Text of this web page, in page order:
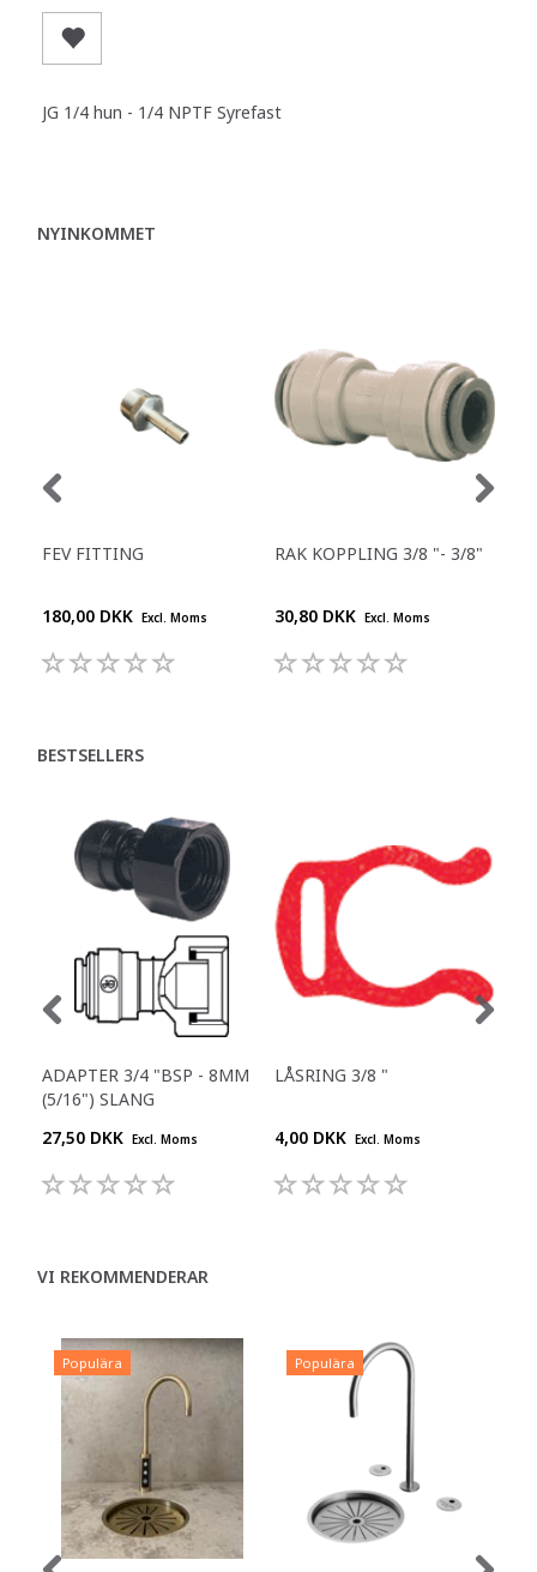
JG 1/4 hun - 1/4 NPTF Syrefast
NYINKOMMET
FEV FITTING
180,00 DKK Excl. Moms
RAK KOPPLING 3/8 "- 3/8"
30,80 DKK Excl. Moms
BESTSELLERS
ADAPTER 3/4 "BSP - 8MM
(5/16") SLANG
27,50 DKK Excl. Moms
LÅSRING 3/8 "
4,00 DKK Excl. Moms
VI REKOMMENDERAR
Populära Populära